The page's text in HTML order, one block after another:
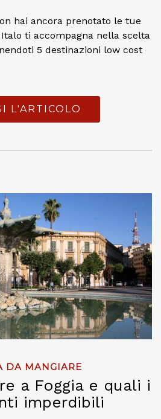
hai ancora prenotato le tue
ti accompagna nella scelta
5 destinazioni low cost
L'ARTICOLO
DA MANGIARE
a Foggia e quali i
imperdibili